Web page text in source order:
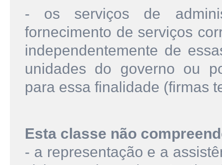
- os serviços de
fornecimento de serviços
independentemente de
unidades do governo ou
para essa finalidade (firmas
Esta classe não
- a representação e a